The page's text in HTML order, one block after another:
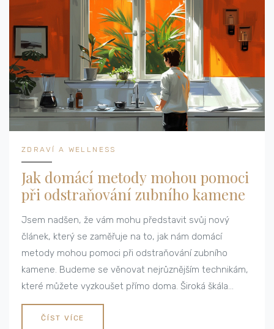
ZDRAVÍ A WELLNESS
Jak domácí metody mohou pomoci
při odstraňování zubního kamene
Jsem nadšen, že vám mohu představit svůj nový
článek, který se zaměřuje na to, jak nám domácí
metody mohou pomoci při odstraňování zubního
kamene. Budeme se věnovat nejrůznějším technikám,
které můžete vyzkoušet přímo doma. Široká škála
přírodních léků a ústní hygieny nám může pomoci
udržet zuby zdravé a bílé bez nutnosti návštěvy
ČÍST VÍCE